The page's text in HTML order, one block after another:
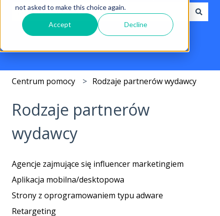
not asked to make this choice again.
Accept Decline
Brak sugerowanych wyników, ponieważ pole
Centrum pomocy Rodzaje partnerów wydawcy
Rodzaje partnerów
wydawcy
Agencje zajmujące się influencer marketingiem
Aplikacja mobilna/desktopowa
Strony z oprogramowaniem typu adware
Retargeting